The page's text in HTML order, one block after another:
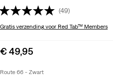
(49)
Gratis verzending voor Red Tab™ Members
Sale
is
€ 49,95
Route 66 - Zwart